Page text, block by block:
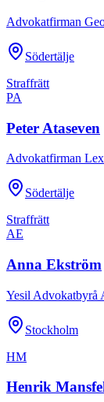
Advokatfirman
Södertälje
Straffrätt
PA
Peter Ataseven
Advokatfirman
Södertälje
Straffrätt
AE
Anna Ekström
Yesil Advokatbyrå
Stockholm
HM
Henrik